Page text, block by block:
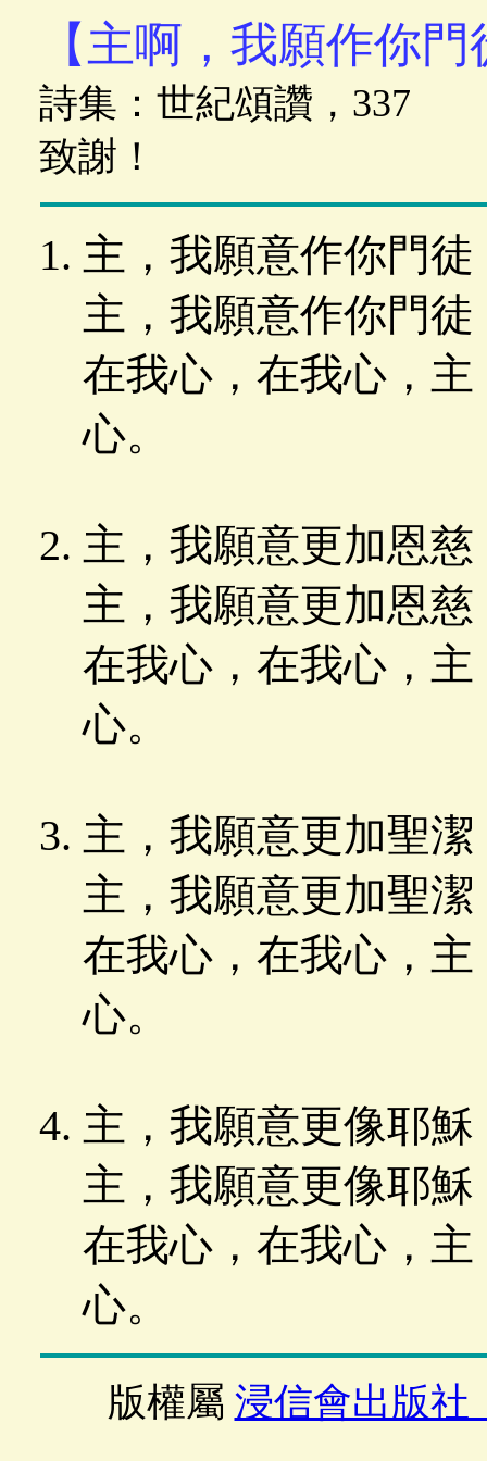
【主啊，我願作你門
詩集：世紀頌讚，
致謝！
主，我願意作你門
主，我願意作你門
在我心，在我心，
心。
主，我願意更加恩
主，我願意更加恩
在我心，在我心，
心。
主，我願意更加聖
主，我願意更加聖
在我心，在我心，
心。
主，我願意更像耶
主，我願意更像耶
在我心，在我心，
心。
版權屬 浸信會出版社